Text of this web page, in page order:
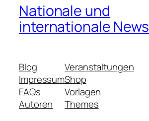
Nationale und
internationale News
Blog
Impressum
FAQs
Autoren
Veranstaltungen
Shop
Vorlagen
Themes